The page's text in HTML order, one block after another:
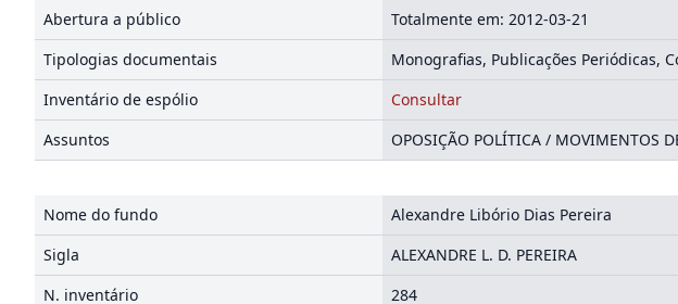
Abertura a público
Totalmente em: 2012-03-21
Tipologias documentais
Monografias, Publicações Periódicas,
Inventário de espólio
Consultar
Assuntos
OPOSIÇÃO POLÍTICA / MOVIMENTOS
Nome do fundo
Alexandre Libório Dias Pereira
Sigla
ALEXANDRE L. D. PEREIRA
N. inventário
284